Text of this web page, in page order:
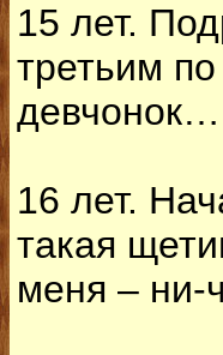
15 лет.
третьим
девчонок…
16 лет.
такая
меня – ни-